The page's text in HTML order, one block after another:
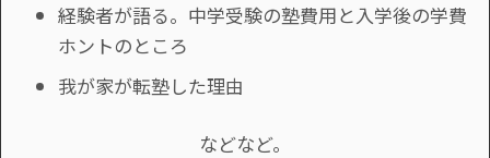
経験者が語る。中学受験の塾費用と入学後の学費
ホントのところ
我が家が転塾した理由
などなど。